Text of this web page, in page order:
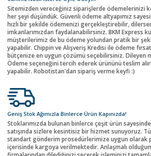
Sitemizden vereceğiniz siparişlerde ödemelerinizi
her şeyi düşündük. Güvenli ödeme altyapımız
hızlı bir şekilde ödemenizi gerçekleştirebilir,
imkanlarımızdan faydalanabilirsiniz. BKM Express
müşterilerimiz de bu ödeme yolundan pratik bir
yapabilir. Chippin ve Alışveriş Kredisi ile ödeme
bütçenize en uygun çözümü seçebilirsiniz. Dileyen
Ödeme seçeneğini tercih ederek ürününü teslim
yapabilir. Robotistan'dan sipariş verme keyfi :)
Geniş Stok Ağımızla Binlerce Ürün Kapınızda!
Stoklarımızda bulunan binlerce çeşit ürün
satışında sizlere kesintisiz bir hizmet sunuyoruz.
standart gönderim prosedürlerimize uygun olarak
içerisinde kargoya verilmektedir. Anlaşmalı